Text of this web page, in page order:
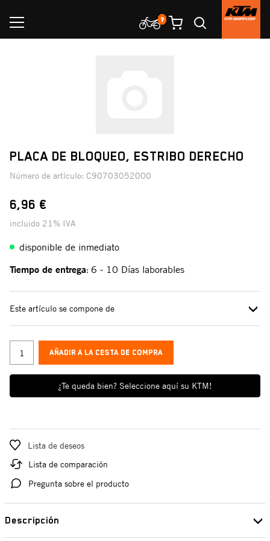
PLACA DE BLOQUEO, ESTRIBO DERECHO
Número de artículo: C90703052000
6,96 €
incluido 21% IVA
disponible de inmediato
Tiempo de entrega: 6 - 10 Días laborables
Este artículo se compone de
¿Te queda bien? Seleccione aquí su KTM!
AÑADIR A LA CESTA DE COMPRA
Lista de deseos
Lista de comparación
Pregunta sobre el producto
Descripción